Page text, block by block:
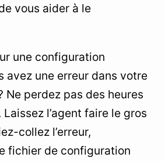
vous aider à le
une configuration
avez une erreur dans votre
Ne perdez pas des heures
l’agent faire le gros
collez l’erreur,
fichier de configuration